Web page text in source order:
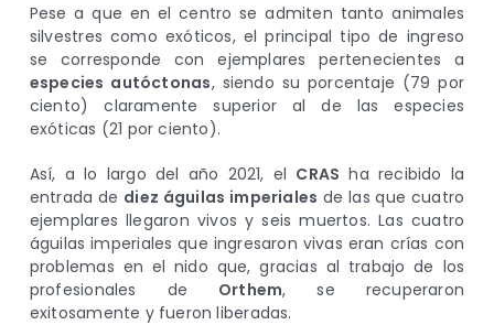
Pese a que en el centro se admiten tanto animales
silvestres como exóticos, el principal tipo de ingreso
se corresponde con ejemplares pertenecientes a
especies autóctonas, siendo su porcentaje (79 por
ciento) claramente superior al de las especies
exóticas (21 por ciento).
Así, a lo largo del año 2021, el CRAS ha recibido la
entrada de diez águilas imperiales de las que cuatro
ejemplares llegaron vivos y seis muertos. Las cuatro
águilas imperiales que ingresaron vivas eran crías con
problemas en el nido que, gracias al trabajo de los
profesionales de Orthem, se recuperaron
exitosamente y fueron liberadas.